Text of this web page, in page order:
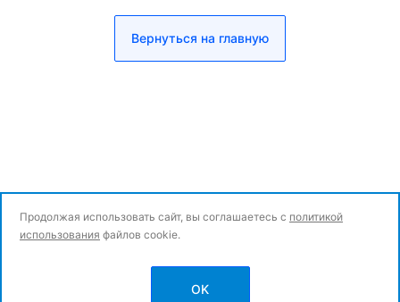
Вернуться на главную
Политика конфиденциальности
Продолжая использовать сайт, вы соглашаетесь с политикой
использования файлов cookie.
OK